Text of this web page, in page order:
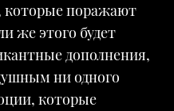
поражают
же этого будет
дополнения,
ни одного
которые